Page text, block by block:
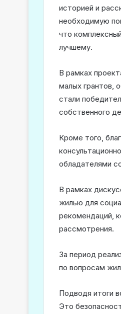
историей и
необходимую
что
лучшему.
В рамках
малых грантов,
стали
собственного
Кроме того,
обладателями
В рамках
жилью для
рекомендаций,
рассмотрения.
За период
по вопросам
Подводя итоги
Это